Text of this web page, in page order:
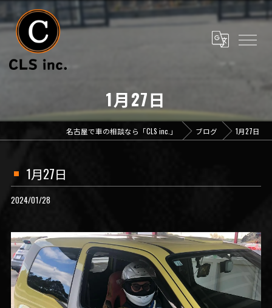
1月27日
名古屋で車の相談なら「CLS inc.」 ブログ 1月27日
1月27日
2024/01/28